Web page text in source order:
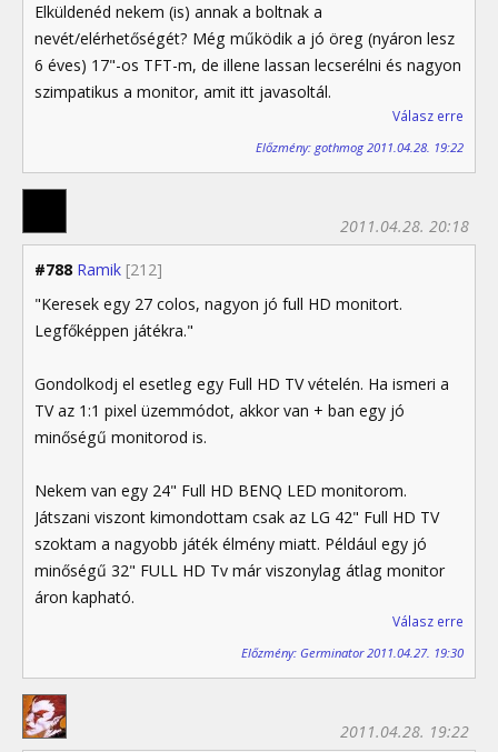
Elküldenéd nekem (is) annak a boltnak a
nevét/elérhetőségét? Még működik a jó öreg (nyáron lesz
6 éves) 17"-os TFT-m, de illene lassan lecserélni és nagyon
szimpatikus a monitor, amit itt javasoltál.
Válasz erre
Előzmény: gothmog 2011.04.28. 19:22
#788 Ramik [212]
2011.04.28. 20:18
"Keresek egy 27 colos, nagyon jó full HD monitort.
Legfőképpen játékra."
Gondolkodj el esetleg egy Full HD TV vételén. Ha ismeri a
TV az 1:1 pixel üzemmódot, akkor van + ban egy jó
minőségű monitorod is.
Nekem van egy 24" Full HD BENQ LED monitorom.
Játszani viszont kimondottam csak az LG 42" Full HD TV
szoktam a nagyobb játék élmény miatt. Például egy jó
minőségű 32" FULL HD Tv már viszonylag átlag monitor
áron kapható.
Válasz erre
Előzmény: Germinator 2011.04.27. 19:30
2011.04.28. 19:22